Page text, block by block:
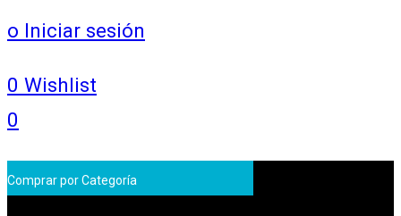
o Iniciar sesión
0 Wishlist
0
Comprar por Categoría